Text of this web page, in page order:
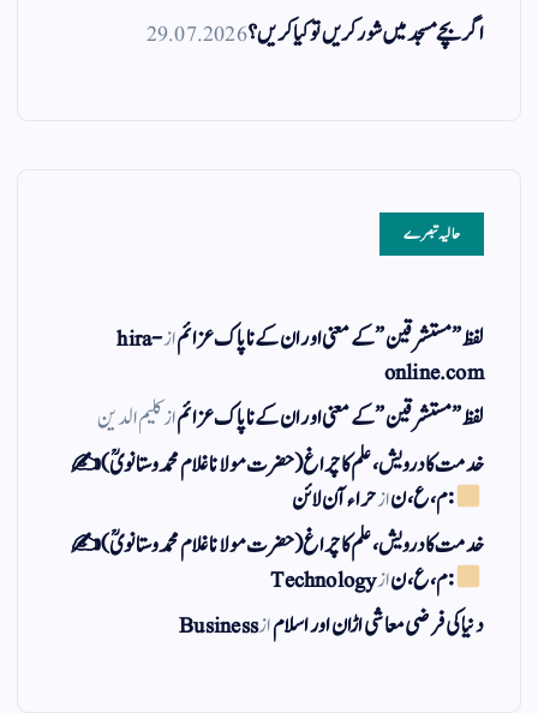
اگر بچے مسجد میں شور کریں تو کیا کریں؟29.07.2026
حالیہ تبصرے
لفظ ” مستشرقین ” کے معنی اور ان کے نا پاک عزائمازhira-
online.com
لفظ ” مستشرقین ” کے معنی اور ان کے نا پاک عزائمازکلیم الدین
خدمت کا درویش، علم کا چراغ(حضرت مولانا غلام محمد وستانویؒ)✍
: م ، ع ، نازحراء آن لائن
خدمت کا درویش، علم کا چراغ(حضرت مولانا غلام محمد وستانویؒ)✍
: م ، ع ، نازTechnology
دنیا کی فرضی معاشی اڑان اور اسلامازBusiness